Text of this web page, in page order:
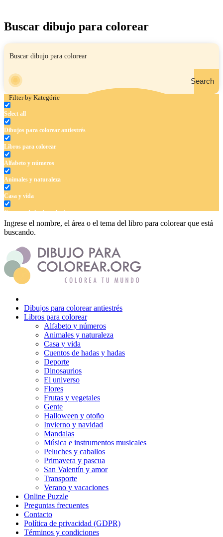
Buscar dibujo para colorear
Search
Filter by Kategórie
Select all
Dibujos para colorear antiestrés
Libros para colorear
Alfabeto y números
Animales y naturaleza
Casa y vida
Cuentos de hadas y hadas
Deporte
Dinosaurios
El universo
Flores
Gente
Halloween y otoño
Invierno y navidad
Música e instrumentos musicales
Peluches y caballos
Primavera y pascua
San Valentín y amor
Verano y vacaciones
Libros para colorear para niños
Sin categorizar
Ingrese el nombre, el área o el tema del libro para colorear que está
buscando.
Dibujos para colorear antiestrés
Libros para colorear
Alfabeto y números
Animales y naturaleza
Casa y vida
Cuentos de hadas y hadas
Deporte
Dinosaurios
El universo
Flores
Frutas y vegetales
Gente
Halloween y otoño
Invierno y navidad
Mandalas
Música e instrumentos musicales
Peluches y caballos
Primavera y pascua
San Valentín y amor
Transporte
Verano y vacaciones
Online Puzzle
Preguntas frecuentes
Contacto
Política de privacidad (GDPR)
Términos y condiciones